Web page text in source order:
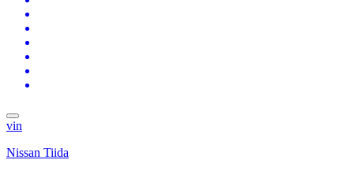
vin
Nissan Tiida